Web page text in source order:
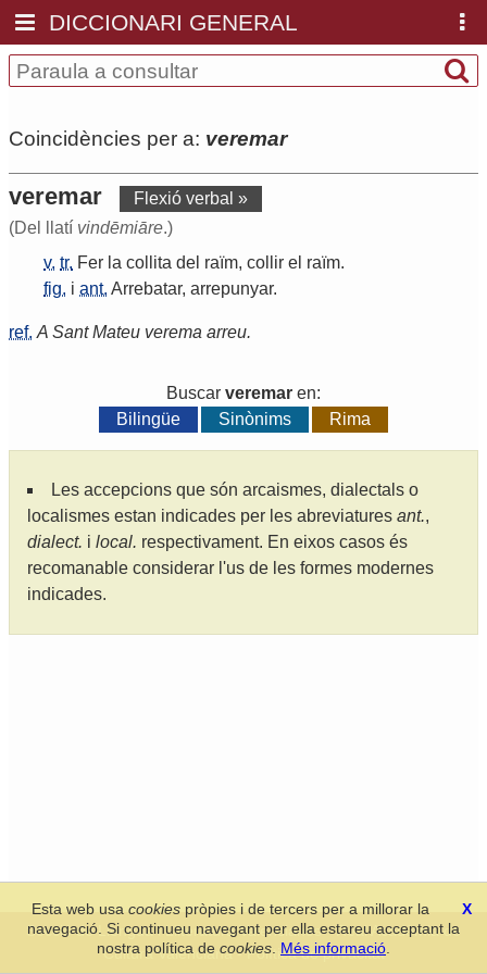
DICCIONARI GENERAL
Coincidències per a: veremar
veremar
Flexió verbal »
(Del llatí vindēmiāre.)
v. tr. Fer la collita del raïm, collir el raïm.
fig. i ant. Arrebatar, arrepunyar.
ref. A Sant Mateu verema arreu.
Buscar veremar en:
Bilingüe
Sinònims Rima
Les accepcions que són arcaismes, dialectals o
localismes estan indicades per les abreviatures ant.,
dialect. i local. respectivament. En eixos casos és
recomanable considerar l'us de les formes modernes
indicades.
Secció de Llengua i Lliteratura Valencianes-Real Acadèmia de
Cultura Valenciana-Política de privacitat
X
Esta web usacookies pròpies i de tercers per a millorar la
navegació. Si continueu navegant per ella estareu acceptant la
nostra política de cookies Més informació